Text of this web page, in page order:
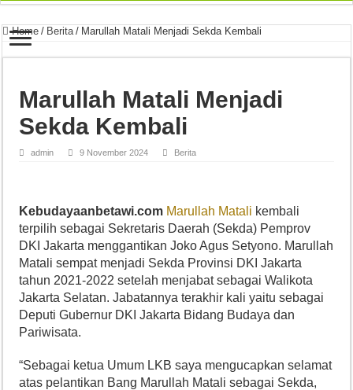
Home / Berita / Marullah Matali Menjadi Sekda Kembali
Marullah Matali Menjadi
Sekda Kembali
admin 9 November 2024 Berita
Kebudayaanbetawi.com Marullah Matali kembali
terpilih sebagai Sekretaris Daerah (Sekda) Pemprov
DKI Jakarta menggantikan Joko Agus Setyono. Marullah
Matali sempat menjadi Sekda Provinsi DKI Jakarta
tahun 2021-2022 setelah menjabat sebagai Walikota
Jakarta Selatan. Jabatannya terakhir kali yaitu sebagai
Deputi Gubernur DKI Jakarta Bidang Budaya dan
Pariwisata.
“Sebagai ketua Umum LKB saya mengucapkan selamat
atas pelantikan Bang Marullah Matali sebagai Sekda,